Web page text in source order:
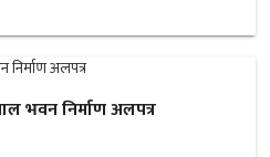
भवन निर्माण अलपत्र